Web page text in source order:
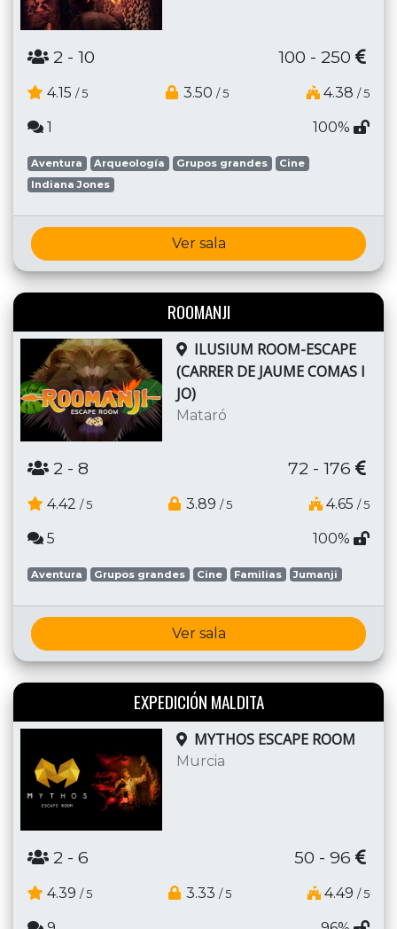
2 - 10 100 - 250
4.15 / 5 3.50 / 5 4.38 / 5
1 100%
Aventura Arqueología Grupos grandes
Cine
Indiana Jones
Ver sala
ROOMANJI
ILUSIUM ROOM-ESCAPE
(CARRER DE JAUME COMAS I
JO)
Mataró
2 - 8 72 - 176
4.42 / 5 3.89 / 5 4.65 / 5
5 100%
Aventura Grupos grandes Cine Familias Jumanji
Ver sala
EXPEDICIÓN MALDITA
MYTHOS ESCAPE ROOM
Murcia
2 - 6 50 - 96
4.39 / 5 3.33 / 5 4.49 / 5